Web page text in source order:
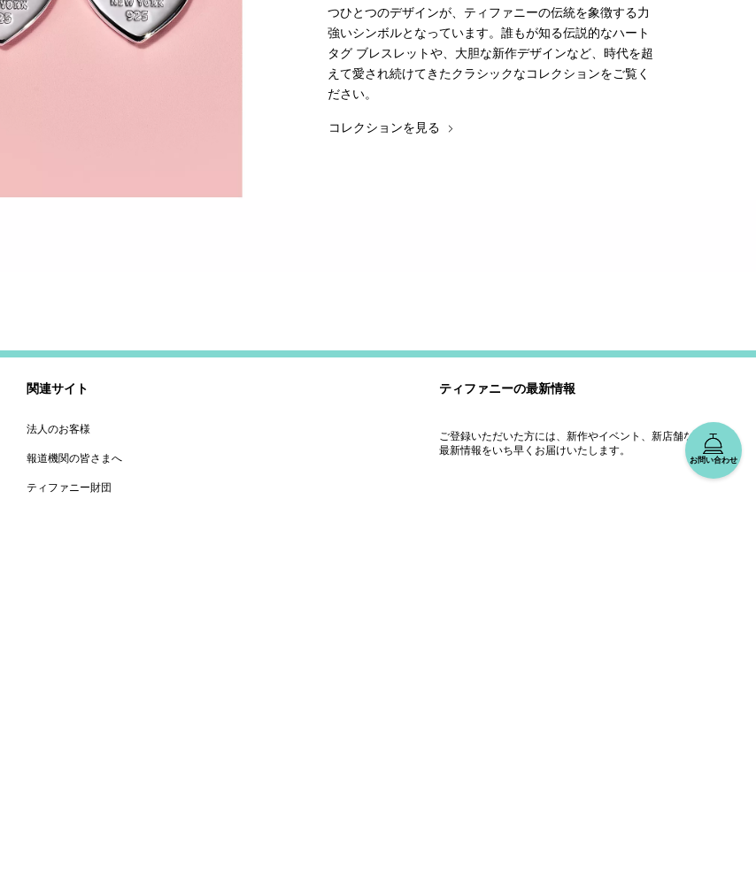
つひとつのデザインが、ティファニーの伝統を象徴する力
強いシンボルとなっています。誰もが知る伝説的なハート
タグ ブレスレットや、大胆な新作デザインなど、時代を超
えて愛され続けてきたクラシックなコレクションをご覧く
ださい。
コレクションを見る
お問い合わせ
関連サイト
法人のお客様
報道機関の皆さまへ
ティファニー財団
ティファニーの最新情報
ご登録いただいた方には、新作やイベント、新店舗などの
最新情報をいち早くお届けいたします。